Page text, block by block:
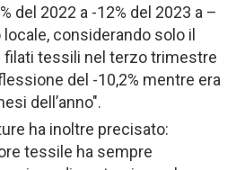
del 2022 a -12% del 2023 a –
locale, considerando solo il
filati tessili nel terzo trimestre
del -10,2% mentre era
dell’anno".
ha inoltre precisato:
tessile ha sempre